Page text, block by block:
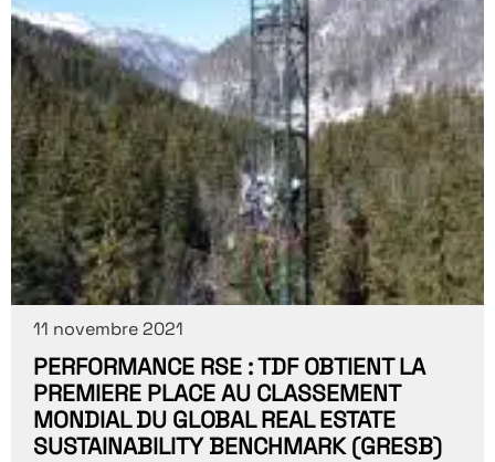
11 novembre 2021
PERFORMANCE RSE : TDF OBTIENT LA
PREMIERE PLACE AU CLASSEMENT
MONDIAL DU GLOBAL REAL ESTATE
SUSTAINABILITY BENCHMARK (GRESB)